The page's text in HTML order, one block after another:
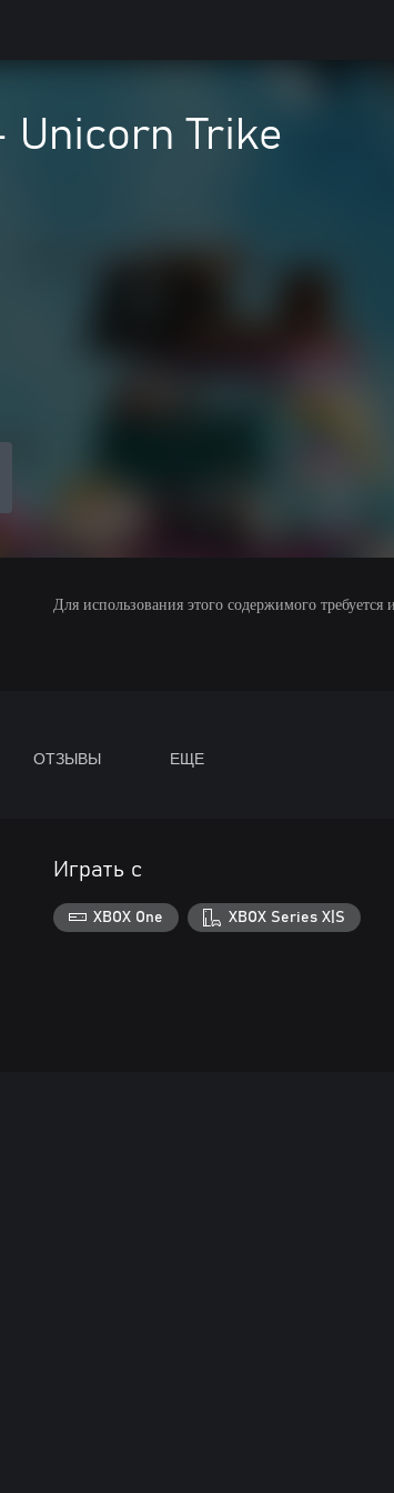
Unicorn Trike
Для использования этого содержимого требуется
ОТЗЫВЫ ЕЩЕ
Играть с
XBOX One XBOX Series X|S